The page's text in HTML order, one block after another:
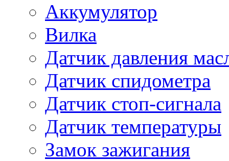
Аккумулятор
Вилка
Датчик давления
Датчик спидометра
Датчик стоп-сигнала
Датчик температуры
Замок зажигания